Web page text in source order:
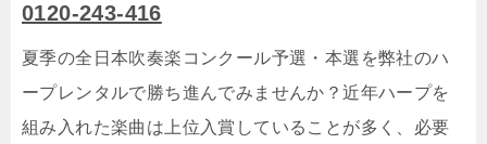
0120-243-416
夏季の全日本吹奏楽コンクール予選・本選を弊社のハ
ープレンタルで勝ち進んでみませんか？近年ハープを
組み入れた楽曲は上位入賞していることが多く、必要